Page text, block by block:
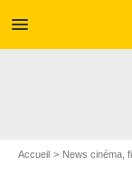
menu
Accueil News cinéma,